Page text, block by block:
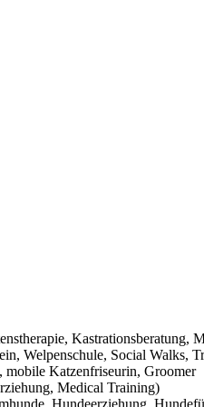
Kastrationsberatung,
Welpenschule, Social Walks,
mobile Katzenfriseurin, Groomer
Medical Training)